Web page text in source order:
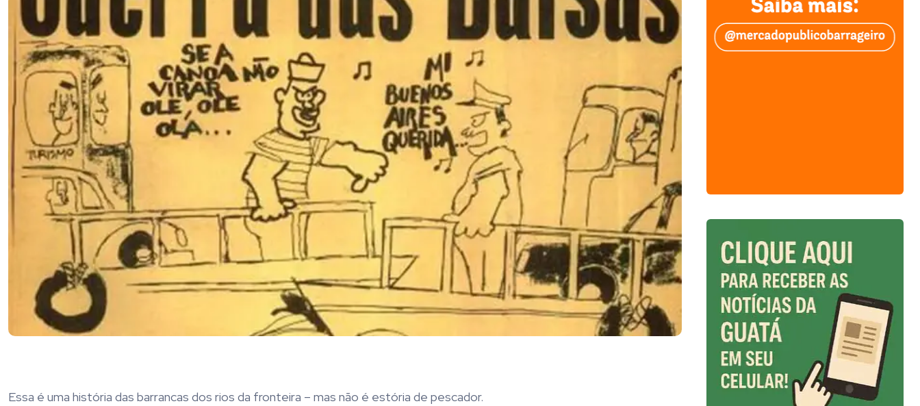
Essa é uma história das barrancas dos rios da fronteira – mas não é estória de pescador.